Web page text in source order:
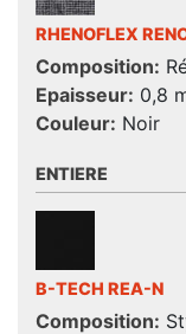
RHENOFLEX
Composition:
Epaisseur: 0,8
Couleur: Noir
ENTIERE
B-TECH REA-N
Composition: